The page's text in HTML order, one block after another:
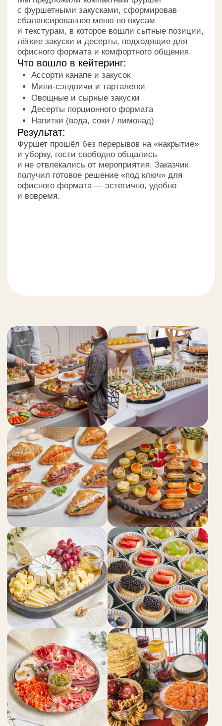
в общение, формат поддерживал динамику
вечера и не требовал пауз на организационные
моменты. Заказчик получил готовое фуршетное
решение для предновогоднего мероприятия —
атмосферно, удобно и без лишних забот.
1. Заявка
Персональный менеджер сопровождает вас
на этапе обсуждения всех аспектов проекта.
2. Предложение
Менеджер и шеф-повар на основе ваших
пожеланий формируют индивидуальное
предложение.
КАК МЫ РАБОТАЕМ
ОТЗЫВЫ
Большое спасибо всей команде: поварам,
официантам, бармену и, конечно,
Сабине — менеджеру. Ни разу
не пожалела, что выбрала вашу компанию
в проведении особенного для нас вечера —
свадебного ужина на 50 человек.
Сабина — безумно ответственный,
поддерживающий человек, что особенно
ценно в этот день. Невероятно
трудолюбивый человек. Всегда помогает
с выбором и в целом, я с легкостью
положилась на нее во многих вопросах,
чему очень благодарна. Повара работали
не в самых удобных условиях,
но справились великолепно.
Кейтеринг настолько слаженно отработал,
что гости подумали, что мы проводили
мероприятие в ресторане, а не в арт-
галерее.
19.07.2025
Laziz Nur
Очень вкусно,
по оформлению
доставка, тайминг,
сервировка — выше
красиво и вкусно
гостей! Спасибо!
курьеру Софье: очень
Ксения